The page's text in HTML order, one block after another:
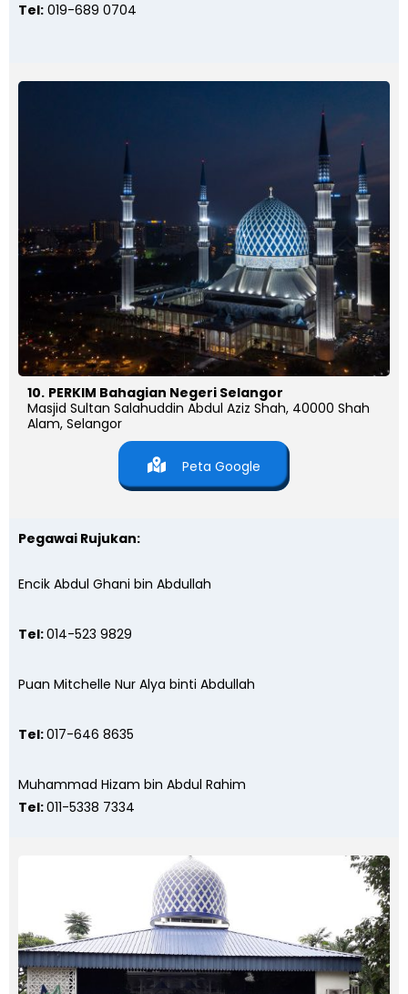
Tel: 019-689 0704
10. PERKIM Bahagian Negeri Selangor
Masjid Sultan Salahuddin Abdul Aziz Shah, 40000 Shah
Alam, Selangor
Peta Google
Pegawai Rujukan:
Encik Abdul Ghani bin Abdullah
Tel:014-523 9829
Puan Mitchelle Nur Alya binti Abdullah
Tel:017-646 8635
Muhammad Hizam bin Abdul Rahim
Tel:011-5338 7334